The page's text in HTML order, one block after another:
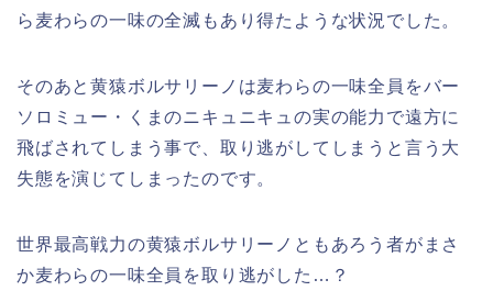
ら 麦わらの一味の全滅もあり得たような状況でした。
そのあと黄猿ボルサリーノは麦わらの一味全員をバー
ソロミュー・くまのニキュニキュの実の能力で遠方に
飛ばされてしまう事で、取り逃がしてしまうと言う大
失態を演じてしまったのです。
世界最高戦力の黄猿ボルサリーノともあろう者がまさ
か麦わらの一味全員 を取り逃がした…？